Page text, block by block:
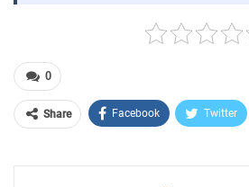
0
Share Facebook Twitter